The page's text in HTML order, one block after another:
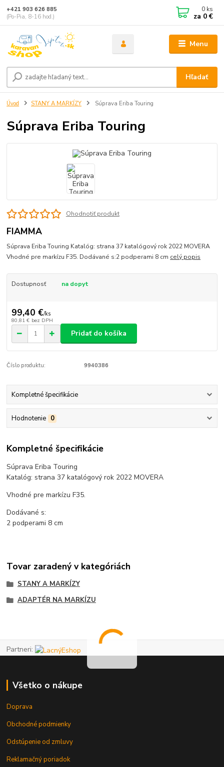
Menu
Hľadať
+421 903 626 885
(Po-Pia, 8-16 hod.)
0 ks
za 0 €
Úvod STANY A MARKÍZY Súprava Eriba Touring
Súprava Eriba Touring
Ohodnotiť produkt
FIAMMA
Súprava Eriba Touring Katalóg: strana 37 katalógový rok 2022 MOVERA
Vhodné pre markízu F35. Dodávané s:2 podperami 8 cm celý popis
Dostupnosť na dopyt
99,40 €/ks
80,81 € bez DPH
Pridať do košíka
Číslo produktu: 9940386
Kompletné špecifikácie
Hodnotenie 0
Kompletné špecifikácie
Súprava Eriba Touring
Katalóg: strana 37 katalógový rok 2022 MOVERA
Vhodné pre markízu F35.
Dodávané s:
2 podperami 8 cm
Tovar zaradený v kategóriách
STANY A MARKÍZY
ADAPTÉR NA MARKÍZU
Partneri:
Všetko o nákupe
Doprava
Obchodné podmienky
Odstúpenie od zmluvy
Reklamačný poriadok